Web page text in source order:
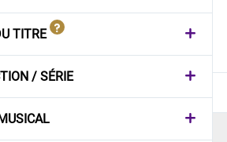
TITRE
/ SÉRIE